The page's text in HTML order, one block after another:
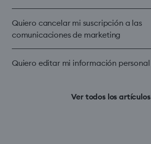
Quiero cancelar mi suscripción a las
comunicaciones de marketing
Quiero editar mi información personal
Ver todos los artículos